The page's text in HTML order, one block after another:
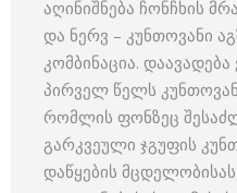
აღინიშნება ჩონჩხის
და ნერვ – კუნთოვანი
კომბინაცია.
პირველ წელს
რომლის ფონზეც
გარკვეული ჯგუფის
დაწყების